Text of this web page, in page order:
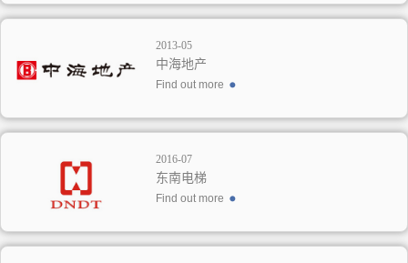
2013-05
中海地产
Find out more
2016-07
东南电梯
Find out more